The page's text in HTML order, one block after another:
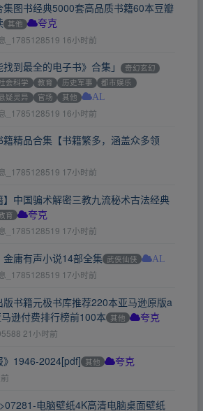
集图书经典5000套高品质书籍60本豆瓣
其他 夸克
_1785128519 16小时前
找到最全的电子书》合集」
奇幻玄幻
会科学 教育 历史军事
都市娱乐
疑灵异 官场 其他 AL
_1785128519 16小时前
籍精品合集【书籍繁多，涵盖众多领
_1785128519 17小时前
】中国骗术解密三教九流秘术古法经典
育 夸克
_1785128519 17小时前
金庸有声小说14部全集 武侠仙侠 AL
_1785128519 17小时前
版书籍元极书库推荐220本亚马逊原版a
逊付费排行榜前100本 其他 夸克
21小时前
》1946-2024[pdf] 其他 夸克
电脑壁纸4K高清电脑桌面壁纸